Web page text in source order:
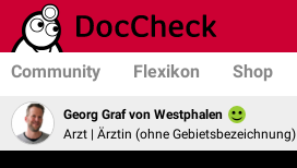
Community Flexikon Shop
Georg Graf von Westphalen
Arzt | Ärztin (ohne Gebietsbezeichnung)